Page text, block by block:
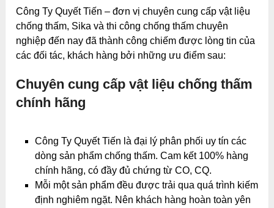
Công Ty Quyết Tiến – đơn vị chuyên cung cấp vật liệu
chống thấm, Sika và thi công chống thấm chuyên
nghiệp đến nay đã thành công chiếm được lòng tin của
các đối tác, khách hàng bởi những ưu điểm sau:
Chuyên cung cấp vật liệu chống thấm
chính hãng
Công Ty Quyết Tiến là đại lý phân phối uy tín các
dòng sản phẩm chống thấm. Cam kết 100% hàng
chính hãng, có đầy đủ chứng từ CO, CQ.
Mỗi một sản phẩm đều được trải qua quá trình kiếm
định nghiêm ngặt. Nên khách hàng hoàn toàn yên